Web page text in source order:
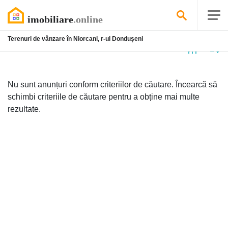
Terenuri de vânzare în Niorcani, r-ul Dondușeni
Nu sunt anunțuri conform criteriilor de căutare. Încearcă să
schimbi criteriile de căutare pentru a obține mai multe
rezultate.